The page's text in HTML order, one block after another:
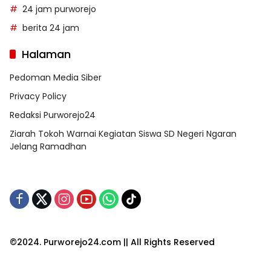
24 jam purworejo
berita 24 jam
Halaman
Pedoman Media Siber
Privacy Policy
Redaksi Purworejo24
Ziarah Tokoh Warnai Kegiatan Siswa SD Negeri Ngaran
Jelang Ramadhan
©2024. Purworejo24.com || All Rights Reserved